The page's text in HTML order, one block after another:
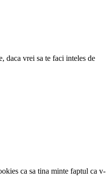
daca vrei sa te faci inteles de
ca sa tina minte faptul ca v-